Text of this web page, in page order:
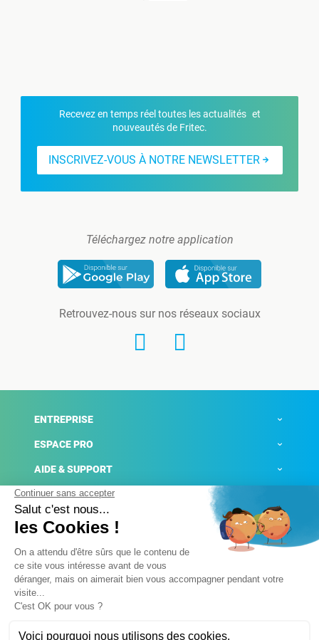
Recevez en temps réel toutes les actualités et
nouveautés de Fritec.
INSCRIVEZ-VOUS À NOTRE NEWSLETTER
Téléchargez notre application
Retrouvez-nous sur nos réseaux sociaux
ENTREPRISE
ESPACE PRO
AIDE & SUPPORT
ACTUALITÉS
Mentions légales